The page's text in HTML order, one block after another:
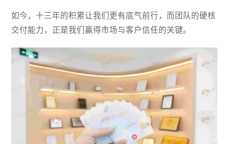
如今，十三年的积累让我们更有底气前行，而团队的硬核
交付能力，正是我们赢得市场与客户信任的关键。